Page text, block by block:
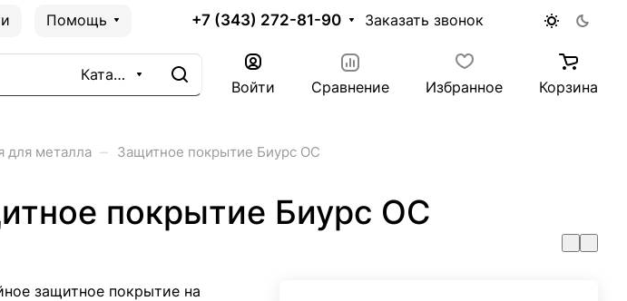
Помощь +7 (343) 272-81-90 Заказать звонок
Каталог
Войти Сравнение Избранное Корзина
для металла – Защитное покрытие Биурс ОС
покрытие Биурс ОС
защитное покрытие на